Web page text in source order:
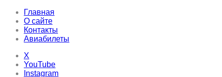
Главная
О сайте
Контакты
Авиабилеты
X
YouTube
Instagram